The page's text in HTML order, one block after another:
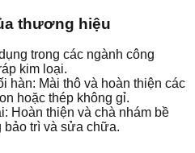
thương hiệu
trong các ngành công
kim loại.
hàn: Mài thô và hoàn thiện các
hoặc thép không gỉ.
Hoàn thiện và chà nhám bề
bảo trì và sửa chữa.